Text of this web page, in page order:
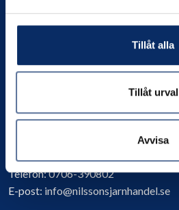
Tillåt alla
Tillåt urval
Avvisa
Org. nr:
Telefon:0706-390802
E-post: info@nilssonsjarnhandel.se